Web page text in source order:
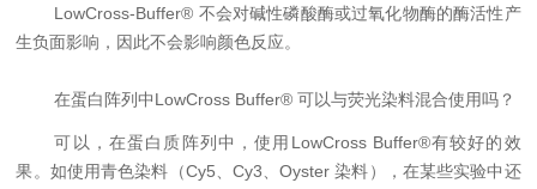
LowCross-Buffer® 不会对碱性磷酸酶或过氧化物酶的酶活性产
生负面影响，因此不会影响颜色反应。
在蛋白阵列中LowCross Buffer®可以与荧光染料混合使用吗？
可以，在蛋白质阵列中，使用 LowCross Buffer®有较好的效
果。如使用青色染料（Cy5 Cy3 、Oyster染料），在某些实验中还